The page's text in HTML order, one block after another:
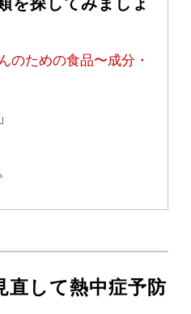
のための食品〜成分・
直して熱中症予防